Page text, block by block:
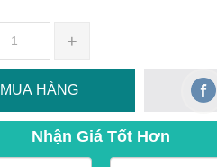
+
MUA HÀNG
Nhận Giá Tốt Hơn